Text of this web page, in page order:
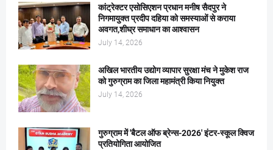
कांट्रेक्टर एसोसिएशन प्रधान मनीष सैदपुर ने
निगमायुक्त प्रदीप दहिया को समस्याओं से कराया
अवगत,शीघ्र समाधान का आश्वासन
July 14, 2026
अखिल भारतीय उद्योग व्यापार सुरक्षा मंच ने मुकेश राज
को गुरुग्राम का जिला महामंत्री किया नियुक्त
July 14, 2026
गुरुग्राम में 'बैटल ऑफ ब्रेन्स-2026' इंटर-स्कूल क्विज
प्रतियोगिता आयोजित